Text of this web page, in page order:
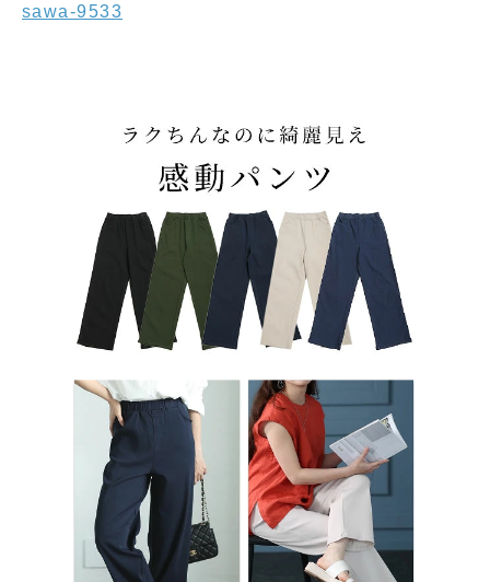
sawa-9533